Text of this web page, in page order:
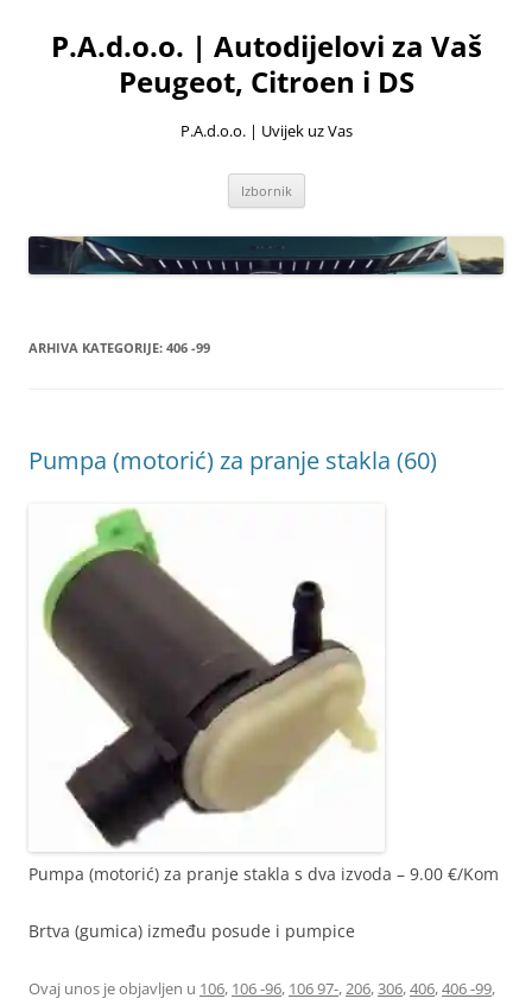
sadržaja
P.A.d.o.o. | Autodijelovi za Vaš
Peugeot, Citroen i DS
P.A.d.o.o. | Uvijek uz Vas
Izbornik
ARHIVA KATEGORIJE: 406 -99
Pumpa (motorić) za pranje stakla (60)
Pumpa (motorić) za pranje stakla s dva izvoda – 9.00 €/Kom
Brtva (gumica) između posude i pumpice
Ovaj unos je objavljen u 106, 106 -96, 106 97-,206,306,406,406 -99,